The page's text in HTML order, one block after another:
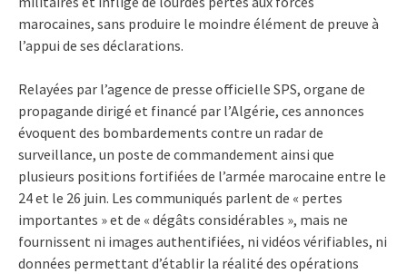
marocaines, sans produire le moindre élément de preuve à
l’appui de ses déclarations.
Relayées par l’agence de presse officielle SPS, organe de
propagande dirigé et financé par l’Algérie, ces annonces
évoquent des bombardements contre un radar de
surveillance, un poste de commandement ainsi que
plusieurs positions fortifiées de l’armée marocaine entre le
24 et le 26 juin. Les communiqués parlent de « pertes
importantes » et de « dégâts considérables », mais ne
fournissent ni images authentifiées, ni vidéos vérifiables, ni
données permettant d’établir la réalité des opérations